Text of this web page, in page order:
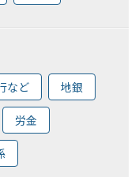
など 地銀
労金